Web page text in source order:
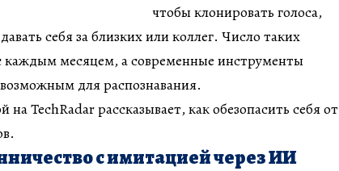
чтобы клонировать голоса,
себя за близких или коллег. Число таких
каждым месяцем, а современные инструменты
для распознавания.
TechRadar рассказывает, как обезопасить себя от
с имитацией через ИИ